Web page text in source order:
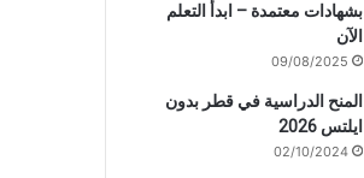
بشهادات معتمدة – ابدأ التعلم
الآن
09/08/2025
المنح الدراسية في قطر بدون
ايلتس 2026
02/10/2024